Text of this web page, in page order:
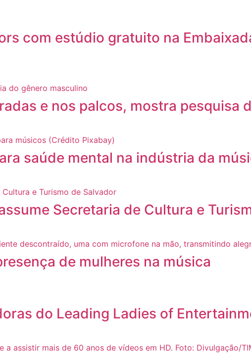
com estúdio gratuito na
e nos palcos, mostra pesquisa
saúde mental na indústria da
Secretaria de Cultura e
de mulheres na música
do Leading Ladies of